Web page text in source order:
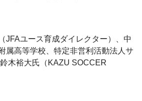
JFAユース育成ダイレクター）、中
属高等学校、特定非営利活動法人サ
木裕大氏（KAZU SOCCER